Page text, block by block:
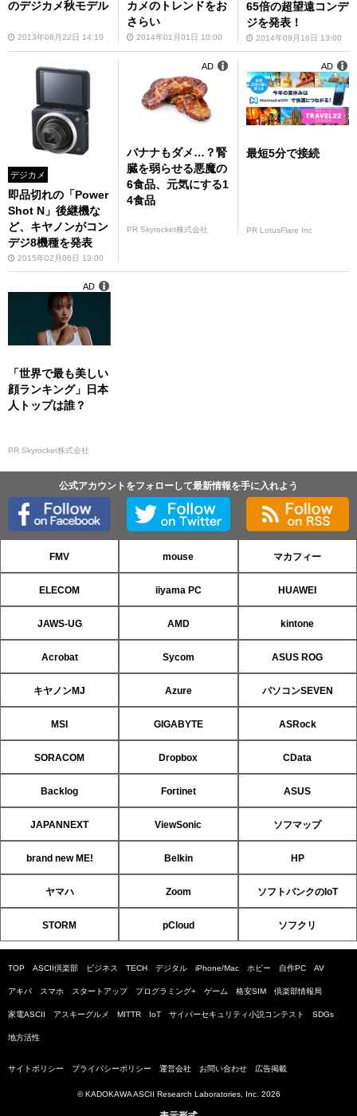
のデジカメ秋モデル
2013年08月22日 14:10
カメのトレンドをお
さらい
2014年01月01日 10:00
65倍の超望遠コンデ
ジを発表！
2014年09月16日 13:00
デジカメ
即品切れの「Power
Shot N」後継機な
ど、キヤノンがコン
デジ8機種を発表
2015年02月06日 13:00
バナナもダメ…？腎
臓を弱らせる悪魔の
6食品、元気にする1
4食品
PR Skyrocket株式会社
AD
最短5分で接続
PR LotusFlare Inc
AD
「世界で最も美しい
顔ランキング」日本
人トップは誰？
PR Skyrocket株式会社
AD
公式アカウントをフォローして最新情報を手に入れよう
FMV mouse マカフィー
ELECOM iiyama PC HUAWEI
JAWS-UG AMD kintone
Acrobat Sycom ASUS ROG
キヤノンMJ Azure パソコンSEVEN
MSI GIGABYTE ASRock
SORACOM Dropbox CData
Backlog Fortinet ASUS
JAPANNEXT ViewSonic ソフマップ
brand new ME! Belkin HP
ヤマハ Zoom ソフトバンクのIoT
STORM pCloud ソフクリ
TOP ASCII倶楽部 ビジネス TECH デジタル iPhone/Mac ホビー 自作PC AV
アキバ スマホ スタートアップ プログラミング+ ゲーム 格安SIM 倶楽部情報局
家電ASCII アスキーグルメ MITTR IoT サイバーセキュリティ小説コンテスト SDGs
地方活性
サイトポリシー プライバシーポリシー 運営会社 お問い合わせ 広告掲載
© KADOKAWA ASCII Research Laboratories, Inc. 2026